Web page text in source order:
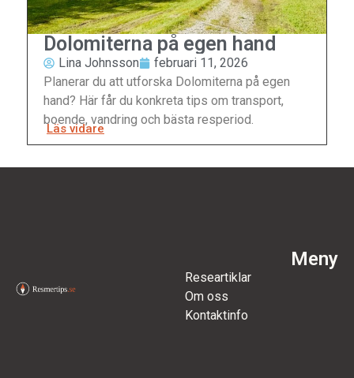
Dolomiterna på egen hand
Lina Johnsson
februari 11, 2026
Planerar du att utforska Dolomiterna på egen
hand? Här får du konkreta tips om transport,
boende, vandring och bästa resperiod.
Läs vidare
Meny
Researtiklar
Om oss
Kontaktinfo